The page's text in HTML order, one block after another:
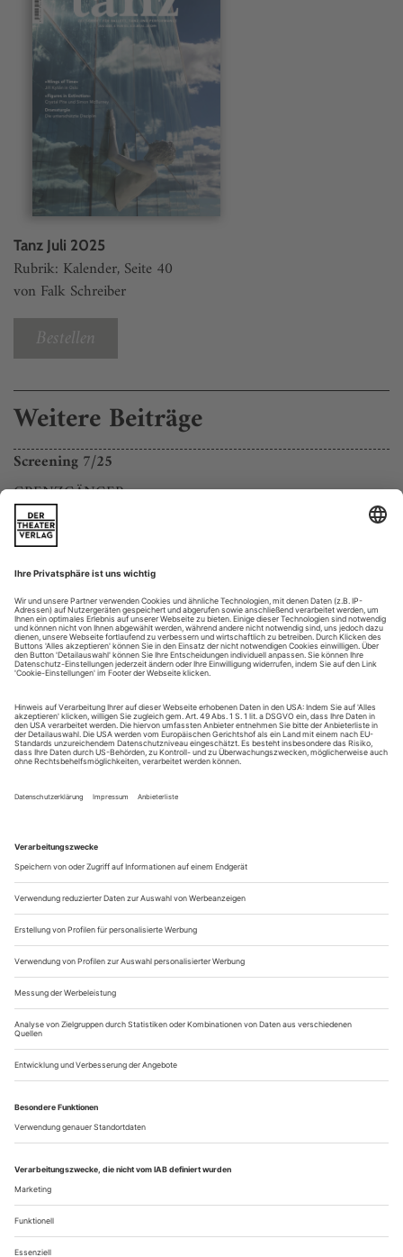
Tanz Juli 2025
Rubrik: Kalender, Seite 40
von Falk Schreiber
Bestellen
Weitere Beiträge
Screening 7/25
GRENZGÄNGER
Vielfalt ist das Markenzeichen der zeitgenössischen Tanzszene.
Nur folgerichtig, dass Arte passend zu den Sommerfestivals
herausragenden Vertreter*innen präsentiert, gedreht von
Andreas Morell, der zuletzt John Neumeier porträtierte. Milla
Koistinen, Arno Schuitemaker und Jefta van Dinther gehören...
Tanzschulen 7/25
BAMBERG
TANZWERKSTATT Stätte für Zeitgenössischen Tanz.
246 03,
BERLIN
INTERNATIONAL DANCE ACADEMY BERLIN
Anerkannte Bühnentanzausbildung (BAfÖG) 3 Jahre für
klassischen und modernen Tanz, offene Profi-Klassen
Rheinstraße 45-46, D-12161 Berlin, Tel. +49-30-873 88
18www.i...
Lucia Lacarra, Matthew Golding «Lost Letters»
Genua
Ballerinnen wollen bewundert werden. Und wenn eine
Primaballerina mit 50 noch tanzt, sowieso. Bei Lucia Lacarra
ist nach wie vor alles da: ihre kraftvolle zartgliedrige Figur,
die wunderschönen Arabesques und dieser umwerfende
Spann, der jedes ihrer immer noch mühelos in die Höhe
schnellenden Développés in die Unendlichkeit des Raums
verlängert. Die ausdrucksvolle...
Über uns Kontakt Kritikerumfrage Newsletter